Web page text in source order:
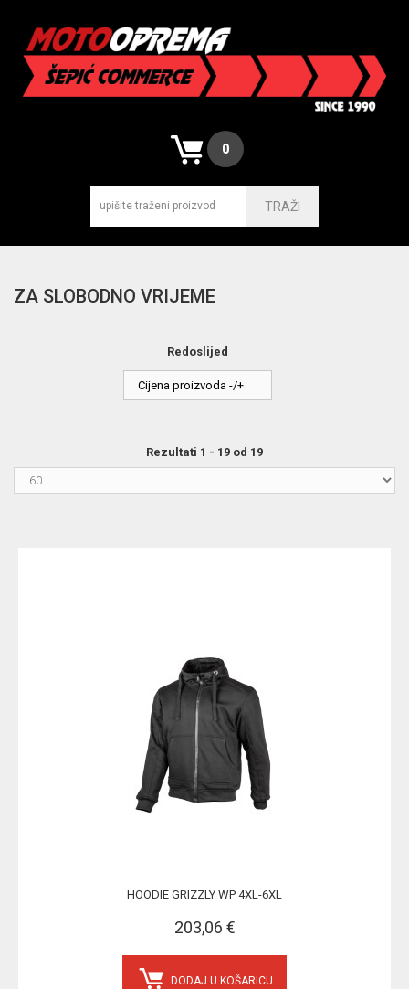
0
TRAŽI
ZA SLOBODNO VRIJEME
Redoslijed
Cijena proizvoda -/+
Rezultati 1 - 19 od 19
HOODIE GRIZZLY WP 4XL-6XL
203,06 €
DODAJ U KOŠARICU